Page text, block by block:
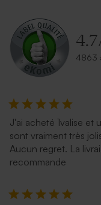
Enveloppe rectangle
4.7
4863
J'ai acheté 1valise et
sont vraiment très
Aucun regret. La
recommande